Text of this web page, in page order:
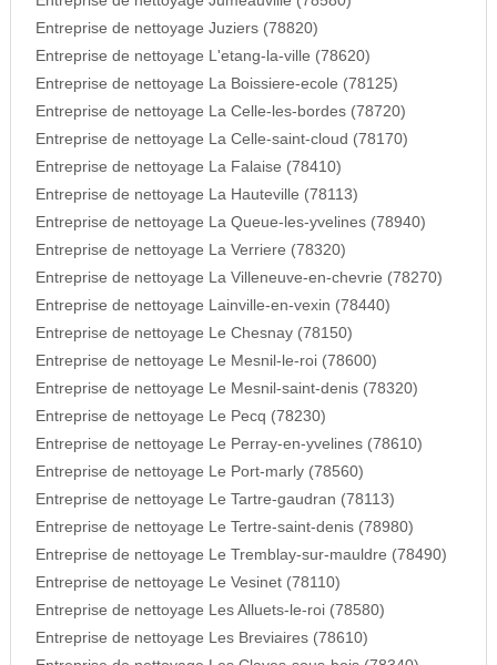
Entreprise de nettoyage Juziers (78820)
Entreprise de nettoyage L'etang-la-ville (78620)
Entreprise de nettoyage La Boissiere-ecole (78125)
Entreprise de nettoyage La Celle-les-bordes (78720)
Entreprise de nettoyage La Celle-saint-cloud (78170)
Entreprise de nettoyage La Falaise (78410)
Entreprise de nettoyage La Hauteville (78113)
Entreprise de nettoyage La Queue-les-yvelines (78940)
Entreprise de nettoyage La Verriere (78320)
Entreprise de nettoyage La Villeneuve-en-chevrie (78270)
Entreprise de nettoyage Lainville-en-vexin (78440)
Entreprise de nettoyage Le Chesnay (78150)
Entreprise de nettoyage Le Mesnil-le-roi (78600)
Entreprise de nettoyage Le Mesnil-saint-denis (78320)
Entreprise de nettoyage Le Pecq (78230)
Entreprise de nettoyage Le Perray-en-yvelines (78610)
Entreprise de nettoyage Le Port-marly (78560)
Entreprise de nettoyage Le Tartre-gaudran (78113)
Entreprise de nettoyage Le Tertre-saint-denis (78980)
Entreprise de nettoyage Le Tremblay-sur-mauldre (78490)
Entreprise de nettoyage Le Vesinet (78110)
Entreprise de nettoyage Les Alluets-le-roi (78580)
Entreprise de nettoyage Les Breviaires (78610)